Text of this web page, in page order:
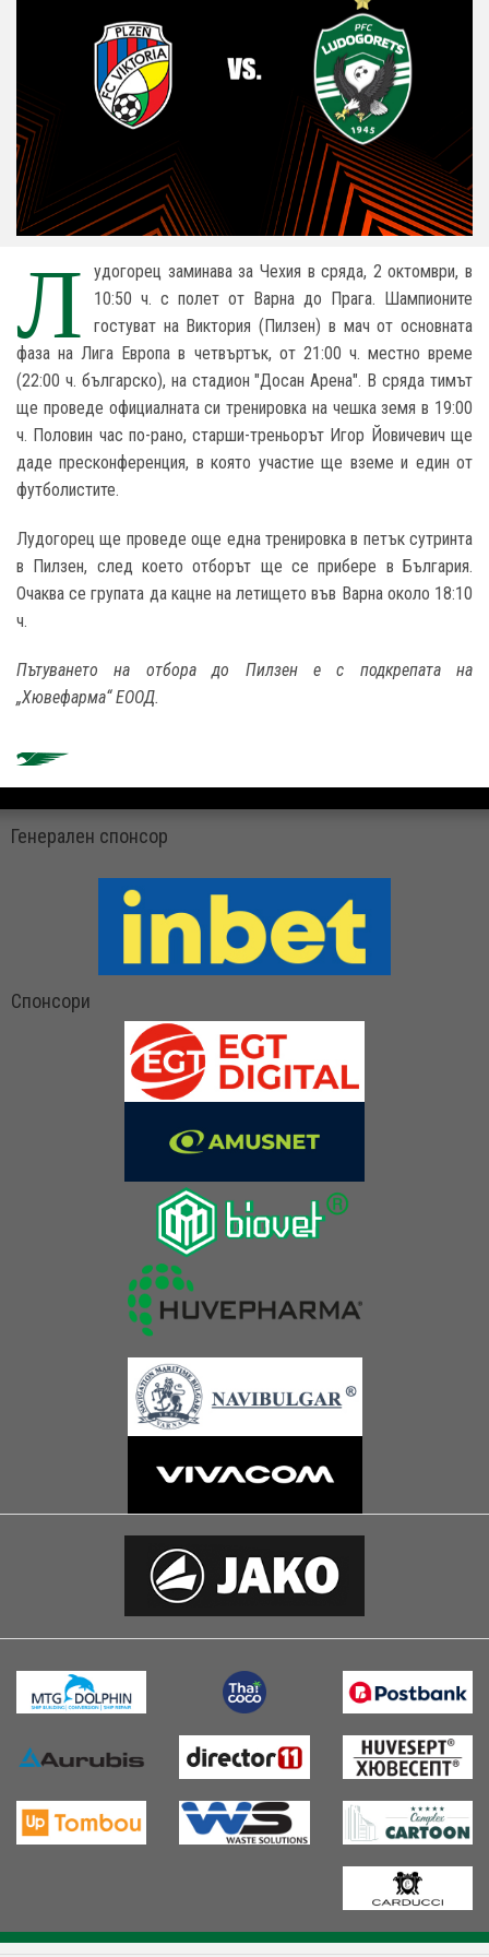
Л
удогорец заминава за Чехия в сряда, 2 октомври, в
10:50 ч. с полет от Варна до Прага. Шампионите
гостуват на Виктория (Пилзен) в мач от основната
фаза на Лига Европа в четвъртък, от 21:00 ч. местно време
(22:00 ч. българско), на стадион "Досан Арена". В сряда тимът
ще проведе официалната си тренировка на чешка земя в 19:00
ч. Половин час по-рано, старши-треньорът Игор Йовичевич ще
даде пресконференция, в която участие ще вземе и един от
футболистите.
Лудогорец ще проведе още една тренировка в петък сутринта
в Пилзен, след което отборът ще се прибере в България.
Очаква се групата да кацне на летището във Варна около 18:10
ч.
Пътуването на отбора до Пилзен е с подкрепата на
„Хювефарма“ ЕООД.
Генерален спонсор
Спонсори